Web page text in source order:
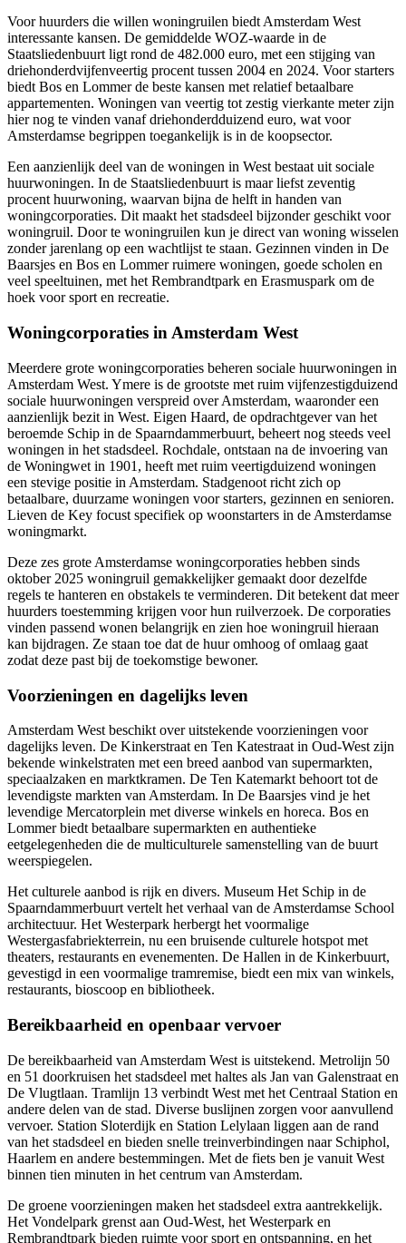
Voor huurders die willen woningruilen biedt Amsterdam West
interessante kansen. De gemiddelde WOZ-waarde in de
Staatsliedenbuurt ligt rond de 482.000 euro, met een stijging van
driehonderdvijfenveertig procent tussen 2004 en 2024. Voor starters
biedt Bos en Lommer de beste kansen met relatief betaalbare
appartementen. Woningen van veertig tot zestig vierkante meter zijn
hier nog te vinden vanaf driehonderdduizend euro, wat voor
Amsterdamse begrippen toegankelijk is in de koopsector.
Een aanzienlijk deel van de woningen in West bestaat uit sociale
huurwoningen. In de Staatsliedenbuurt is maar liefst zeventig
procent huurwoning, waarvan bijna de helft in handen van
woningcorporaties. Dit maakt het stadsdeel bijzonder geschikt voor
woningruil. Door te woningruilen kun je direct van woning wisselen
zonder jarenlang op een wachtlijst te staan. Gezinnen vinden in De
Baarsjes en Bos en Lommer ruimere woningen, goede scholen en
veel speeltuinen, met het Rembrandtpark en Erasmuspark om de
hoek voor sport en recreatie.
Woningcorporaties in Amsterdam West
Meerdere grote woningcorporaties beheren sociale huurwoningen in
Amsterdam West. Ymere is de grootste met ruim vijfenzestigduizend
sociale huurwoningen verspreid over Amsterdam, waaronder een
aanzienlijk bezit in West. Eigen Haard, de opdrachtgever van het
beroemde Schip in de Spaarndammerbuurt, beheert nog steeds veel
woningen in het stadsdeel. Rochdale, ontstaan na de invoering van
de Woningwet in 1901, heeft met ruim veertigduizend woningen
een stevige positie in Amsterdam. Stadgenoot richt zich op
betaalbare, duurzame woningen voor starters, gezinnen en senioren.
Lieven de Key focust specifiek op woonstarters in de Amsterdamse
woningmarkt.
Deze zes grote Amsterdamse woningcorporaties hebben sinds
oktober 2025 woningruil gemakkelijker gemaakt door dezelfde
regels te hanteren en obstakels te verminderen. Dit betekent dat meer
huurders toestemming krijgen voor hun ruilverzoek. De corporaties
vinden passend wonen belangrijk en zien hoe woningruil hieraan
kan bijdragen. Ze staan toe dat de huur omhoog of omlaag gaat
zodat deze past bij de toekomstige bewoner.
Voorzieningen en dagelijks leven
Amsterdam West beschikt over uitstekende voorzieningen voor
dagelijks leven. De Kinkerstraat en Ten Katestraat in Oud-West zijn
bekende winkelstraten met een breed aanbod van supermarkten,
speciaalzaken en marktkramen. De Ten Katemarkt behoort tot de
levendigste markten van Amsterdam. In De Baarsjes vind je het
levendige Mercatorplein met diverse winkels en horeca. Bos en
Lommer biedt betaalbare supermarkten en authentieke
eetgelegenheden die de multiculturele samenstelling van de buurt
weerspiegelen.
Het culturele aanbod is rijk en divers. Museum Het Schip in de
Spaarndammerbuurt vertelt het verhaal van de Amsterdamse School
architectuur. Het Westerpark herbergt het voormalige
Westergasfabriekterrein, nu een bruisende culturele hotspot met
theaters, restaurants en evenementen. De Hallen in de Kinkerbuurt,
gevestigd in een voormalige tramremise, biedt een mix van winkels,
restaurants, bioscoop en bibliotheek.
Bereikbaarheid en openbaar vervoer
De bereikbaarheid van Amsterdam West is uitstekend. Metrolijn 50
en 51 doorkruisen het stadsdeel met haltes als Jan van Galenstraat en
De Vlugtlaan. Tramlijn 13 verbindt West met het Centraal Station en
andere delen van de stad. Diverse buslijnen zorgen voor aanvullend
vervoer. Station Sloterdijk en Station Lelylaan liggen aan de rand
van het stadsdeel en bieden snelle treinverbindingen naar Schiphol,
Haarlem en andere bestemmingen. Met de fiets ben je vanuit West
binnen tien minuten in het centrum van Amsterdam.
De groene voorzieningen maken het stadsdeel extra aantrekkelijk.
Het Vondelpark grenst aan Oud-West, het Westerpark en
Rembrandtpark bieden ruimte voor sport en ontspanning, en het